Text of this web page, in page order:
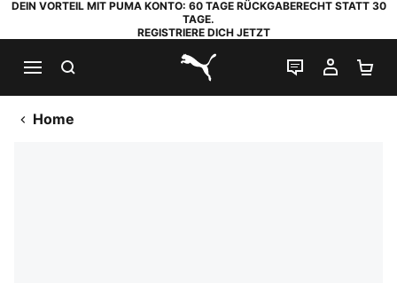
DEIN VORTEIL MIT PUMA KONTO: 60 TAGE RÜCKGABERECHT STATT 30
TAGE.
REGISTRIERE DICH JETZT
PUMA.com
LIVE-CHAT
MEIN
Home